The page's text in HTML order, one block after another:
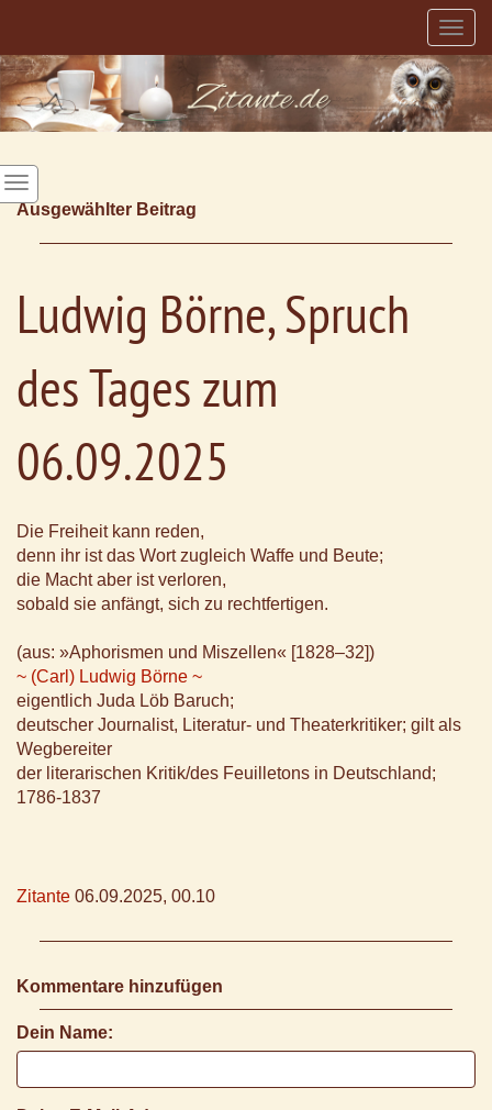
Ausgewählter Beitrag
Ludwig Börne, Spruch
des Tages zum
06.09.2025
Die Freiheit kann reden,
denn ihr ist das Wort zugleich Waffe und Beute;
die Macht aber ist verloren,
sobald sie anfängt, sich zu rechtfertigen.
(aus: »Aphorismen und Miszellen« [1828–32])
~ (Carl) Ludwig Börne ~
eigentlich Juda Löb Baruch;
deutscher Journalist, Literatur- und Theaterkritiker; gilt als
Wegbereiter
der literarischen Kritik/des Feuilletons in Deutschland;
1786-1837
Zitante 06.09.2025, 00.10
Kommentare hinzufügen
Dein Name: